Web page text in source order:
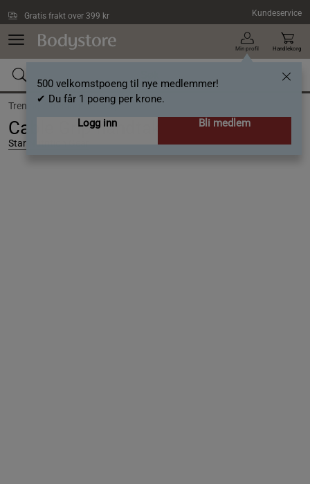
Gratis frakt over 399 kr Kundeservice
Min profil
500 velkomstpoeng til nye medlemmer!
✔ Du får 1 poeng per krone.
Logg inn
Bli medlem
Handlekorg
Trening / Treningsredskap
Cable Grip‑håndtak
Star Nutrition Gear